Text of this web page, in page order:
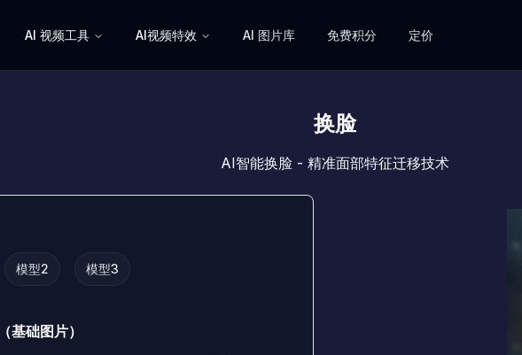
AI 视频工具 AI视频特效 AI 图片库 免费积分 定价
换脸
AI智能换脸 - 精准面部特征迁移技术
模型2 模型3
基础图片）